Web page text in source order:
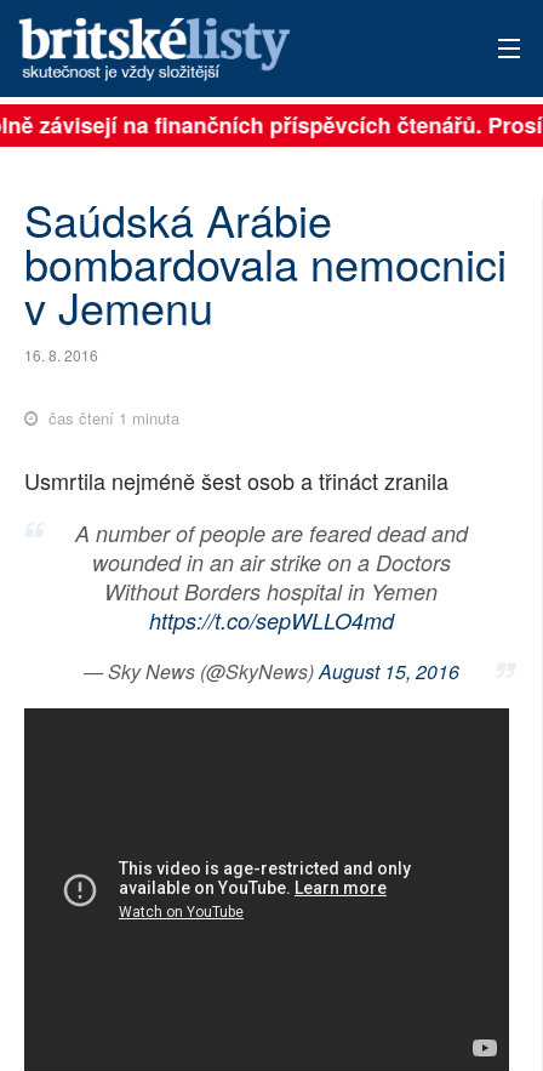
PŘIHLÁSIT
ARCHIV
ROZHOVORY
TÉMATA
NEJČTENĚJŠÍ ZA 7 DNÍ
SOCIÁLNÍ SÍTĚ
PLNÁ VERZE STRÁNEK
na finančních příspěvcích čtenářů.
Saúdská Arábie
bombardovala nemocnici
v Jemenu
16. 8. 2016
čas čtení 1 minuta
Usmrtila nejméně šest osob a třináct zranila
A number of people are feared dead and
wounded in an air strike on a Doctors
Without Borders hospital in Yemen
https://t.co/sepWLLO4md
— Sky News (@SkyNews)August 15, 2016